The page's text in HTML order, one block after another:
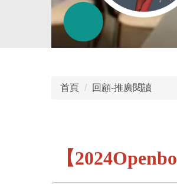
首頁 回顧-推廣閱讀
【